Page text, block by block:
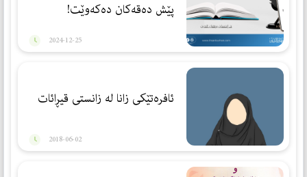
پێش دەقەكان دەكەوێت!
2024-12-25
ئافرەتێكی زانا لە زانستی قیڕائات
2018-06-02